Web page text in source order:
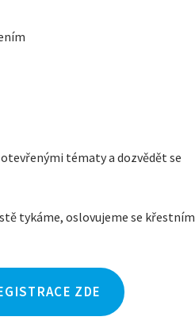
tématy a dozvědět se
tykáme, oslovujeme se křestním
ZDE